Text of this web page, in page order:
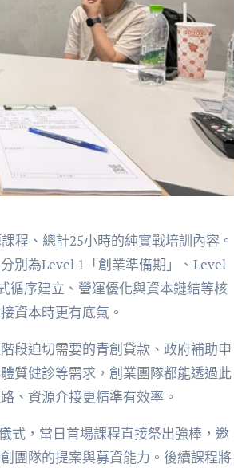
程、總計25小時的純實戰培訓內容。
別為Level 1「創業準備期」、Level
循序建立、營運優化與資本鏈結等核
資本時更有底氣。
段迫切需要的青創貸款、政府補助申
質健診等需求，創業團隊都能透過此
、資源介接更精準有效率。
式，當日首場課程直接祭出強棒，邀
團隊的提案與募資能力。後續課程將